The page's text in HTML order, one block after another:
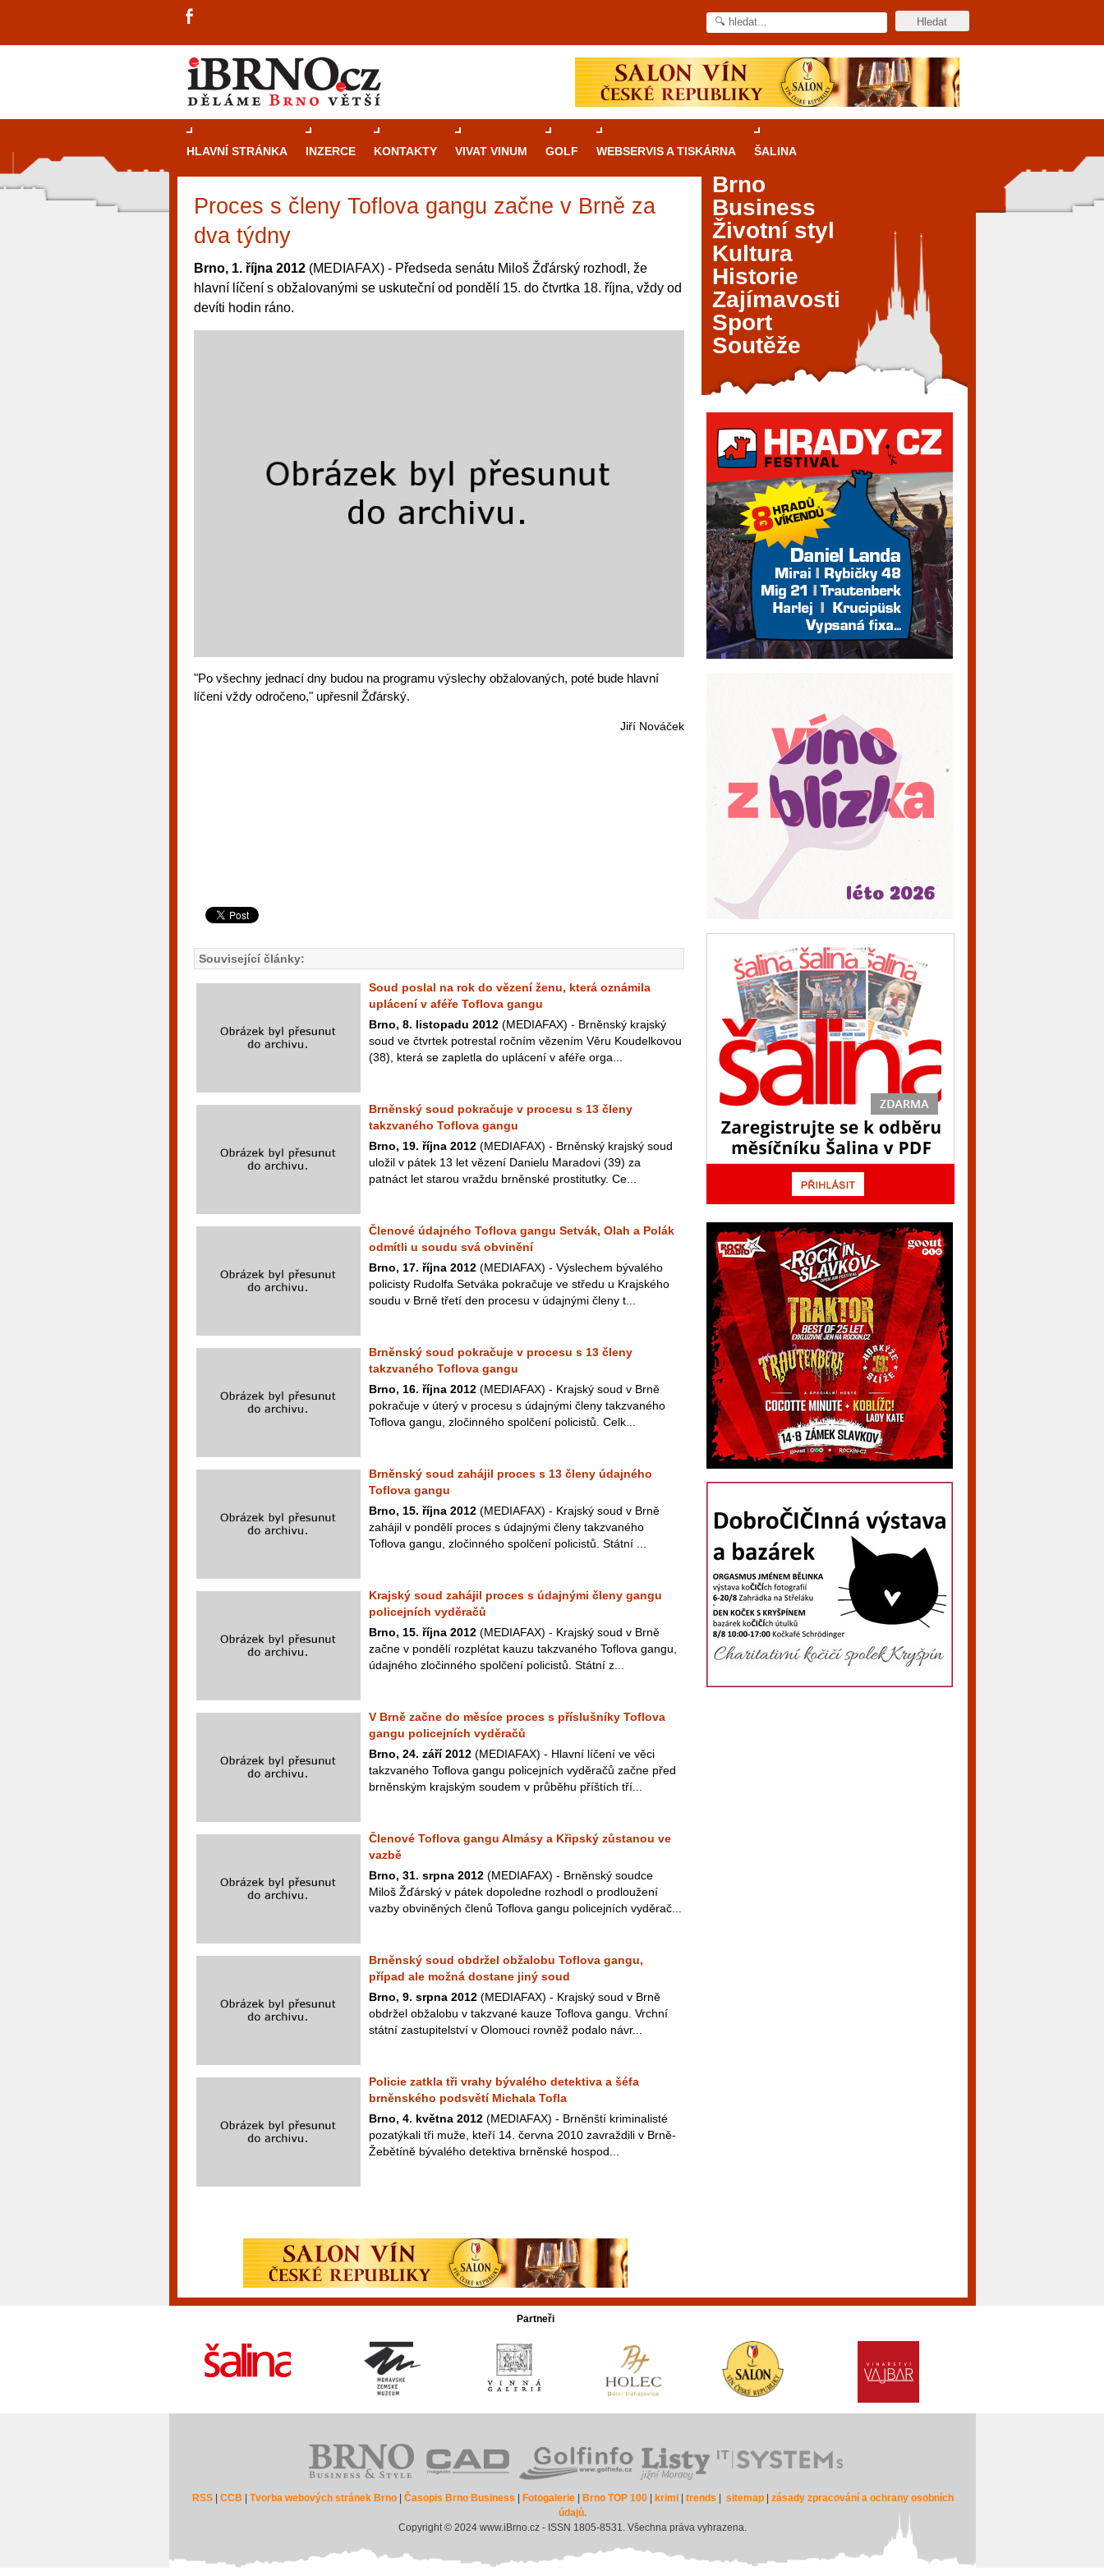
HLAVNÍ STRÁNKA INZERCE KONTAKTY VIVAT VINUM GOLF WEBSERVIS A TISKÁRNA ŠALINA
Proces s členy Toflova gangu začne v Brně za
dva týdny
Brno, 1. října 2012 (MEDIAFAX) - Předseda senátu Miloš Žďárský rozhodl, že
hlavní líčení s obžalovanými se uskuteční od pondělí 15. do čtvrtka 18. října, vždy od
devíti hodin ráno.
"Po všechny jednací dny budou na programu výslechy obžalovaných, poté bude hlavní
líčení vždy odročeno," upřesnil Žďárský.
Jiří Nováček
Související články:
Soud poslal na rok do vězení ženu, která oznámila
uplácení v aféře Toflova gangu
Brno, 8. listopadu 2012 (MEDIAFAX) - Brněnský krajský
soud ve čtvrtek potrestal ročním vězením Věru Koudelkovou
(38), která se zapletla do uplácení v aféře orga...
Brněnský soud pokračuje v procesu s 13 členy
takzvaného Toflova gangu
Brno, 19. října 2012 (MEDIAFAX) - Brněnský krajský soud
uložil v pátek 13 let vězení Danielu Maradovi (39) za
patnáct let starou vraždu brněnské prostitutky. Ce...
Členové údajného Toflova gangu Setvák, Olah a Polák
odmítli u soudu svá obvinění
Brno, 17. října 2012 (MEDIAFAX) - Výslechem bývalého
policisty Rudolfa Setváka pokračuje ve středu u Krajského
soudu v Brně třetí den procesu v údajnými členy t...
Brněnský soud pokračuje v procesu s 13 členy
takzvaného Toflova gangu
Brno, 16. října 2012 (MEDIAFAX) - Krajský soud v Brně
pokračuje v úterý v procesu s údajnými členy takzvaného
Toflova gangu, zločinného spolčení policistů. Celk...
Brněnský soud zahájil proces s 13 členy údajného
Toflova gangu
Brno, 15. října 2012 (MEDIAFAX) - Krajský soud v Brně
zahájil v pondělí proces s údajnými členy takzvaného
Toflova gangu, zločinného spolčení policistů. Státní ...
Krajský soud zahájil proces s údajnými členy gangu
policejních vyděračů
Brno, 15. října 2012 (MEDIAFAX) - Krajský soud v Brně
začne v pondělí rozplétat kauzu takzvaného Toflova gangu,
údajného zločinného spolčení policistů. Státní z...
V Brně začne do měsíce proces s příslušníky Toflova
gangu policejních vyděračů
Brno, 24. září 2012 (MEDIAFAX) - Hlavní líčení ve věci
takzvaného Toflova gangu policejních vyděračů začne před
brněnským krajským soudem v průběhu příštích tří...
Členové Toflova gangu Almásy a Křipský zůstanou ve
vazbě
Brno, 31. srpna 2012 (MEDIAFAX) - Brněnský soudce
Miloš Žďárský v pátek dopoledne rozhodl o prodloužení
vazby obviněných členů Toflova gangu policejních vyděrač...
Brněnský soud obdržel obžalobu Toflova gangu,
případ ale možná dostane jiný soud
Brno, 9. srpna 2012 (MEDIAFAX) - Krajský soud v Brně
obdržel obžalobu v takzvané kauze Toflova gangu. Vrchní
státní zastupitelství v Olomouci rovněž podalo návr...
Policie zatkla tři vrahy bývalého detektiva a šéfa
brněnského podsvětí Michala Tofla
Brno, 4. května 2012 (MEDIAFAX) - Brněnští kriminalisté
pozatýkali tři muže, kteří 14. června 2010 zavraždili v Brně-
Žebětíně bývalého detektiva brněnské hospod...
Průvodce kasinovými hrami v Brně: Od
Brno je městem známým pro zajímavé památky, skvělé
restaurace, divadla a univerzity. Mimo jiné je ale také
místem, kde si můžete legálně a bezpečně vyzkoušet
metropoli naleznete širokou nabídku her od klasické
Brno
Business
Životní styl
Kultura
Historie
Zajímavosti
Sport
Soutěže
Partneři
RSS| CCB Tvorba webových stránek Brno| Časopis Brno Business Fotogalerie| Brno TOP 100| krimi| trends sitemap| zásady zpracování a ochrany osobních
údajů.
Copyright © 2024 www.iBrno.cz - ISSN 1805-8531. Všechna práva vyhrazena.